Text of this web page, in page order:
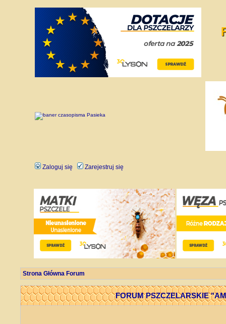
Zaloguj się Zarejestruj się
Strona Główna Forum
FORUM PSZCZELARSKIE